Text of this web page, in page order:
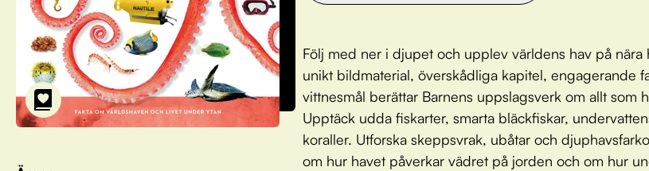
Följ med ner i djupet och upplev världens hav på nära
unikt bildmaterial, överskådliga kapitel, engagerande
vittnesmål berättar Barnens uppslagsverk om allt som
Upptäck udda fiskarter, smarta bläckfiskar,
koraller. Utforska skeppsvrak, ubåtar och
om hur havet påverkar vädret på jorden och om hur